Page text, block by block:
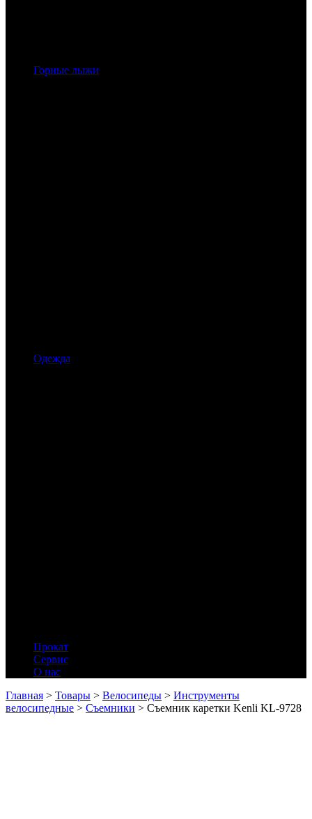
Горные лыжи
Одежда
Прокат
Сервис
О нас
Главная > Товары > Велосипеды > Инструменты
велосипедные > Съемники > Съемник каретки Kenli KL-9728